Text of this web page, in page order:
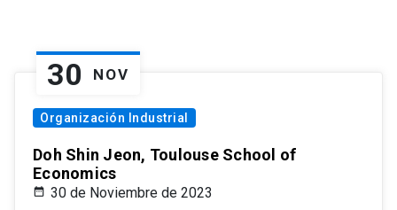
30 NOV
Organización Industrial
Doh Shin Jeon, Toulouse School of
Economics
30 de Noviembre de 2023